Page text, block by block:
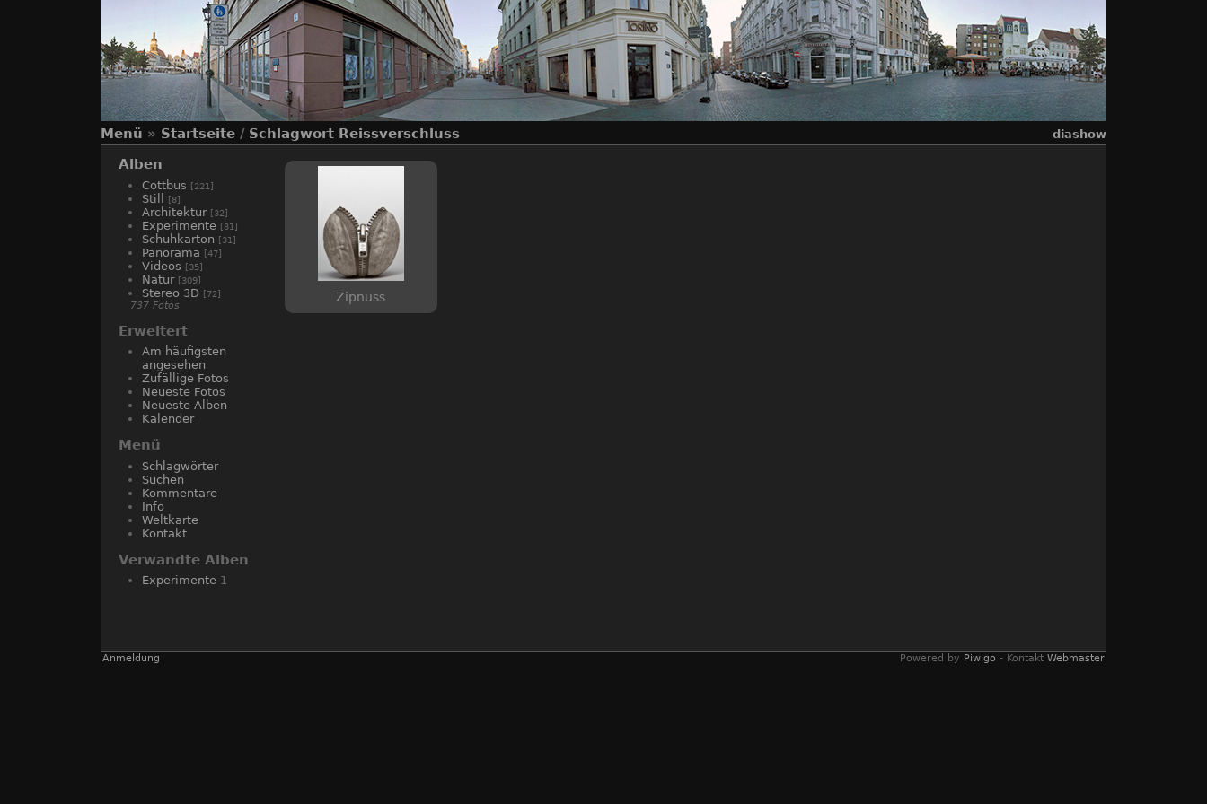
Menü » Startseite / Schlagwort Reissverschluss diashow
Alben
Cottbus [221]
Still [8]
Architektur [32]
Experimente [31]
Schuhkarton [31]
Panorama [47]
Videos [35]
Natur [309]
Stereo 3D [72]
737 Fotos
Erweitert
Am häufigsten
angesehen
Zufällige Fotos
Neueste Fotos
Neueste Alben
Kalender
Menü
Schlagwörter
Suchen
Kommentare
Info
Weltkarte
Kontakt
Verwandte Alben
Experimente 1
Zipnuss
Anmeldung Powered by Piwigo - Kontakt Webmaster